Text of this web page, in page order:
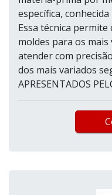
específica,
Essa técnica
moldes para os
atender com
dos mais variados
APRESENTADOS